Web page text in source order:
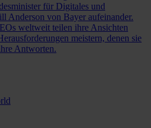
für Digitales und
Anderson von Bayer aufeinander.
weltweit teilen ihre Ansichten
meistern, denen sie
Antworten.